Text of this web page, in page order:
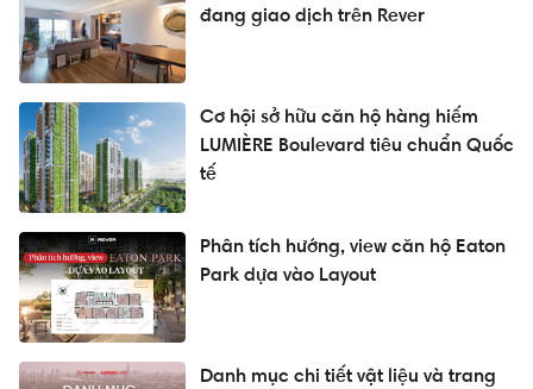
đang giao dịch trên Rever
Cơ hội sở hữu căn hộ hàng hiếm
LUMIÈRE Boulevard tiêu chuẩn Quốc
tế
Phân tích hướng, view căn hộ Eaton
Park dựa vào Layout
Danh mục chi tiết vật liệu và trang